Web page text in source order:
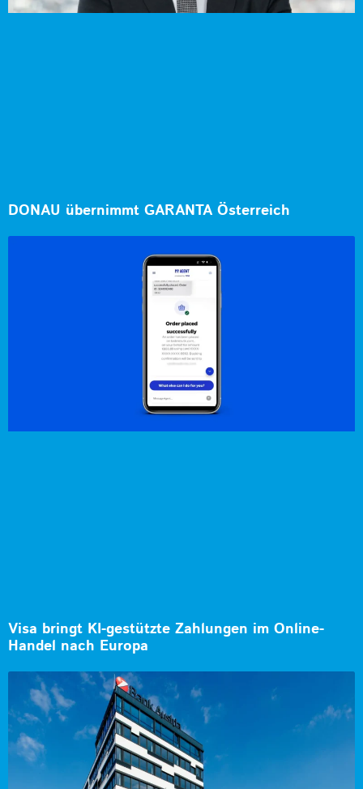
DONAU übernimmt GARANTA Österreich
Visa bringt KI-gestützte Zahlungen im Online-
Handel nach Europa